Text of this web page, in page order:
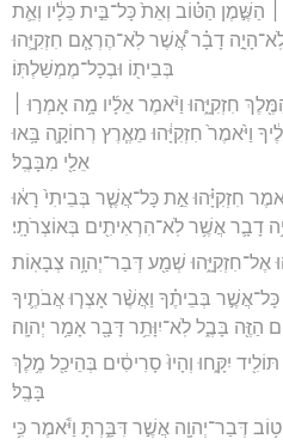
הַשֶּׁ֣מֶן הַטּ֗וֹב וְאֵת֙ כָּל־בֵּ֣ית כֵּלָ֔יו וְאֵ֛ת
דָבָ֗ר אֲ֠שֶׁר לֹֽא־הֶרְאָ֧ם חִזְקִיָּ֛הוּ
בְּבֵית֖וֹ וּבְכָל־מֶמְשַׁלְתּֽוֹ׃
חִזְקִיָּ֑הוּ וַיֹּ֨אמֶר אֵלָ֜יו מָ֥ה אָמְר֣וּ ׀
וַיֹּ֙אמֶר֙ חִזְקִיָּ֔הוּ מֵאֶ֧רֶץ רְחוֹקָ֛ה בָּ֥אוּ
אֵלַ֖י מִבָּבֶֽל׃
חִזְקִיָּ֗הוּ אֵ֣ת כָּל־אֲשֶׁ֤ר בְּבֵיתִי֙ רָא֔וּ
דָבָ֛ר אֲשֶׁ֥ר לֹֽא־הִרְאִיתִ֖ים בְּאוֹצְרֹתָֽי׃
אֶל־חִזְקִיָּ֑הוּ שְׁמַ֖ע דְּבַר־יְהוָ֥ה צְבָאֽוֹת׃
כָּל־אֲשֶׁ֣ר בְּבֵיתֶ֗ךָ וַאֲשֶׁ֨ר אָצְר֧וּ אֲבֹתֶ֛יךָ
הַזֶּ֖ה בָּבֶ֑ל לֹֽא־יִוָּתֵ֥ר דָּבָ֖ר אָמַ֥ר יְהוָֽה׃
יִקָּ֑חוּ וְהָיוּ֙ סָרִיסִ֔ים בְּהֵיכַ֖ל מֶ֥לֶךְ
בָּבֶֽל׃
ט֥וֹב דְּבַר־יְהוָ֖ה אֲשֶׁ֣ר דִּבַּ֑רְתָּ וַיֹּ֕אמֶר כִּ֥י